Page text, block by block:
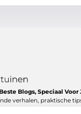
Blogs, Speciaal Voor
verhalen, praktische